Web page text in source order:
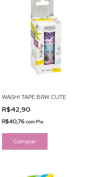
WASHI TAPE BRW CUTE
R$42,90
R$40,76 com Pix